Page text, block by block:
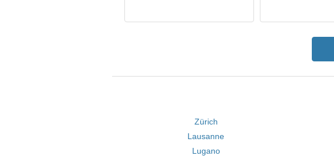
Zürich
Lausanne
Lugano